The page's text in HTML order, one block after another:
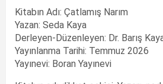
Kitabın Adı: Çatlamış Narım
Yazan: Seda Kaya
Derleyen-Düzenleyen: Dr. Barış
Yayınlanma Tarihi: Temmuz 2026
Yayınevi: Boran Yayınevi